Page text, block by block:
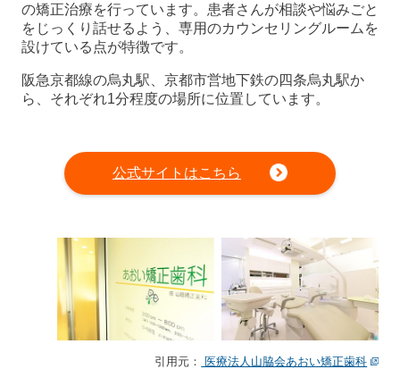
の矯正治療を行っています。患者さんが相談や悩みごと
をじっくり話せるよう、専用のカウンセリングルームを
設けている点が特徴です。
阪急京都線の烏丸駅、京都市営地下鉄の四条烏丸駅か
ら、それぞれ1分程度の場所に位置しています。
公式サイトはこちら
引用元： 医療法人山脇会あおい矯正歯科